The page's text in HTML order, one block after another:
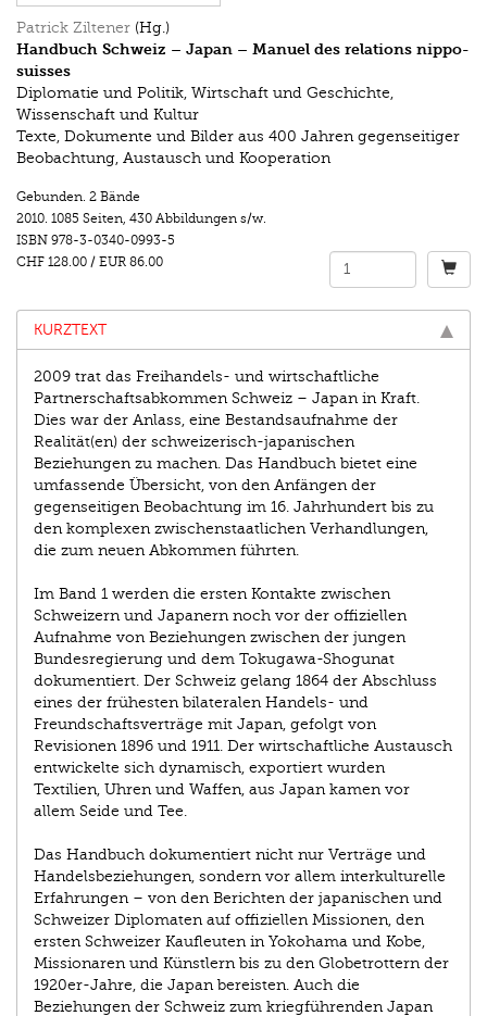
Patrick Ziltener (Hg.)
Handbuch Schweiz – Japan – Manuel des relations nippo-
suisses
Diplomatie und Politik, Wirtschaft und Geschichte,
Wissenschaft und Kultur
Texte, Dokumente und Bilder aus 400 Jahren gegenseitiger
Beobachtung, Austausch und Kooperation
Gebunden. 2 Bände
2010. 1085 Seiten, 430 Abbildungen s/w.
ISBN 978-3-0340-0993-5
CHF 128.00 / EUR 86.00
KURZTEXT
2009 trat das Freihandels- und wirtschaftliche
Partnerschaftsabkommen Schweiz – Japan in Kraft.
Dies war der Anlass, eine Bestandsaufnahme der
Realität(en) der schweizerisch-japanischen
Beziehungen zu machen. Das Handbuch bietet eine
umfassende Übersicht, von den Anfängen der
gegenseitigen Beobachtung im 16. Jahrhundert bis zu
den komplexen zwischenstaatlichen Verhandlungen,
die zum neuen Abkommen führten.
Im Band 1 werden die ersten Kontakte zwischen
Schweizern und Japanern noch vor der offiziellen
Aufnahme von Beziehungen zwischen der jungen
Bundesregierung und dem Tokugawa-Shogunat
dokumentiert. Der Schweiz gelang 1864 der Abschluss
eines der frühesten bilateralen Handels- und
Freundschaftsverträge mit Japan, gefolgt von
Revisionen 1896 und 1911. Der wirtschaftliche Austausch
entwickelte sich dynamisch, exportiert wurden
Textilien, Uhren und Waffen, aus Japan kamen vor
allem Seide und Tee.
Das Handbuch dokumentiert nicht nur Verträge und
Handelsbeziehungen, sondern vor allem interkulturelle
Erfahrungen – von den Berichten der japanischen und
Schweizer Diplomaten auf offiziellen Missionen, den
ersten Schweizer Kaufleuten in Yokohama und Kobe,
Missionaren und Künstlern bis zu den Globetrottern der
1920er-Jahre, die Japan bereisten. Auch die
Beziehungen der Schweiz zum kriegführenden Japan